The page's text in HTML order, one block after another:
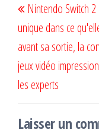
de
l’article
précédent
Nintendo Switch
unique dans ce
avant sa sortie, la
jeux vidéo
les experts
Laisser un